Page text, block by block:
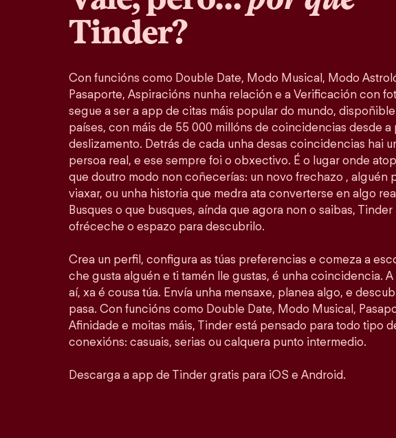
Tinder?
Con funcións como Double Date, Modo Musical, Modo
Pasaporte, Aspiracións nunha relación e a Verificación con
segue a ser a app de citas máis popular do mundo,
países, con máis de 55 000 millóns de coincidencias desde a
deslizamento. Detrás de cada unha desas coincidencias hai
persoa real, e ese sempre foi o obxectivo. É o lugar onde
que doutro modo non coñecerías: un novo frechazo , alguén
viaxar, ou unha historia que medra ata converterse en algo
Busques o que busques, aínda que agora non o saibas, Tinder
ofréceche o espazo para descubrilo.
Crea un perfil, configura as túas preferencias e comeza a
che gusta alguén e ti tamén lle gustas, é unha coincidencia.
aí, xa é cousa túa. Envía unha mensaxe, planea algo, e
pasa. Con funcións como Double Date, Modo Musical,
Afinidade e moitas máis, Tinder está pensado para todo tipo
conexións: casuais, serias ou calquera punto intermedio.
Descarga a app de Tinder gratis para iOS e Android.